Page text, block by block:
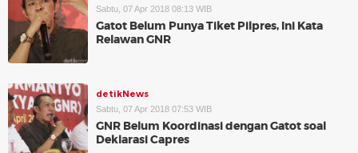
Sabtu, 07 Apr 2018 08:13 WIB
Gatot Belum Punya Tiket Pilpres, Ini Kata
Relawan GNR
detikNews
Sabtu, 07 Apr 2018 07:53 WIB
GNR Belum Koordinasi dengan Gatot soal
Deklarasi Capres